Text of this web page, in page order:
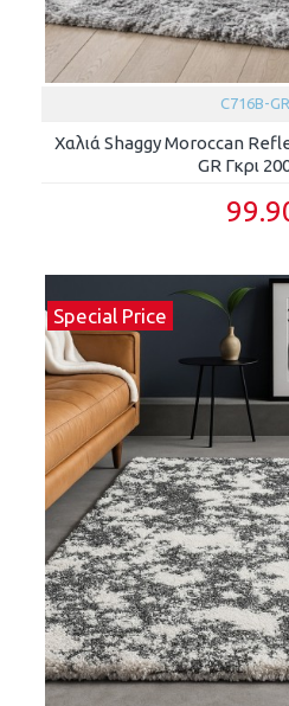
C716B-
Χαλιά Shaggy Moroccan
GR Γκρι
Special Price